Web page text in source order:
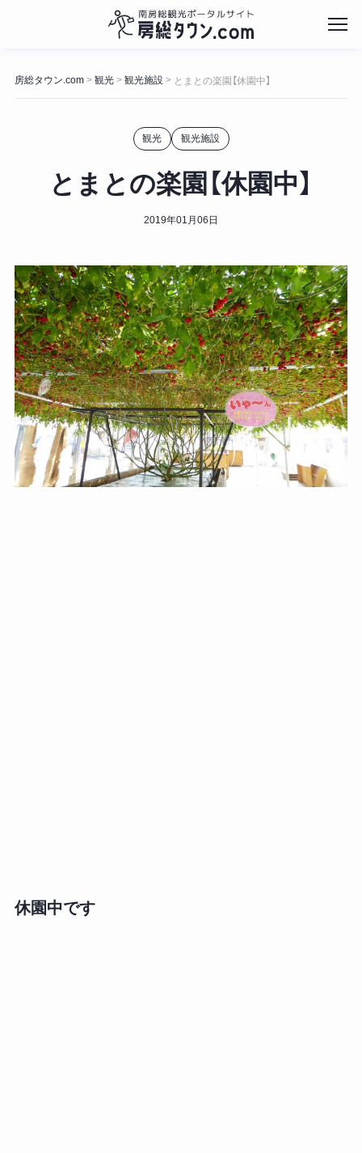
ン
テ
房総タウン.com> 観光> 観光施設> とまとの楽園【休園中】
観光 観光施設
とまとの楽園【休園中】
2019年01月06日
休園中です